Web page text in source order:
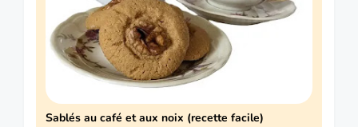
Sablés au café et aux noix (recette facile)